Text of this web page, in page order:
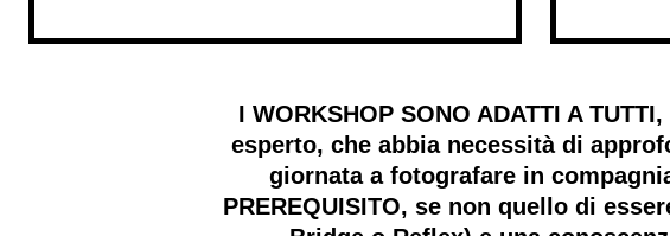
I WORKSHOP SONO ADATTI A
esperto, che abbia necessità di
giornata a fotografare in
PREREQUISITO, se non quello di